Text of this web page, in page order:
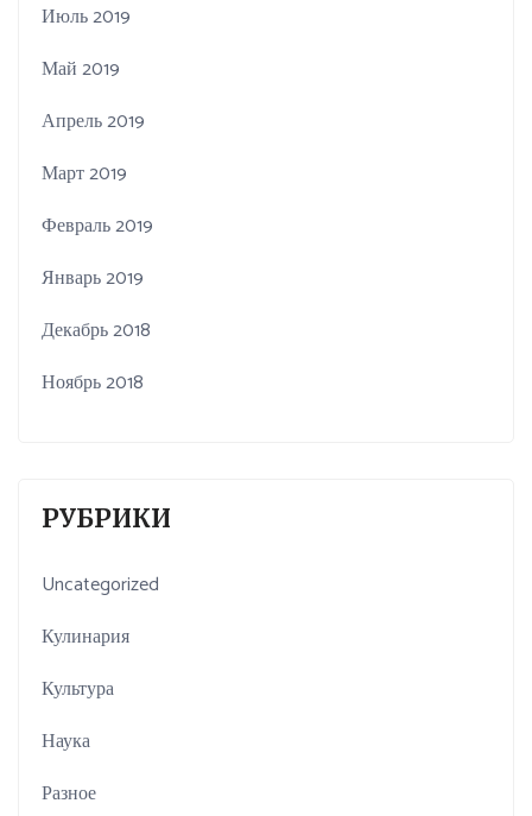
Июль 2019
Май 2019
Апрель 2019
Март 2019
Февраль 2019
Январь 2019
Декабрь 2018
Ноябрь 2018
РУБРИКИ
Uncategorized
Кулинария
Культура
Наука
Разное